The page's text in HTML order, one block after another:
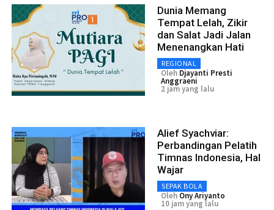
Dunia Memang
Tempat Lelah, Zikir
dan Salat Jadi Jalan
Menenangkan Hati
REGIONAL
Oleh Djayanti Presti
Anggraeni
2 jam yang lalu
Alief Syachviar:
Perbandingan Pelatih
Timnas Indonesia, Hal
Wajar
SEPAK BOLA
Oleh Ony Ariyanto
10 jam yang lalu